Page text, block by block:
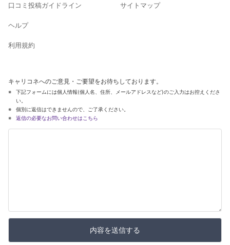
口コミ投稿ガイドライン
ヘルプ
利用規約
サイトマップ
キャリコネへのご意見・ご要望をお待ちしております。
下記フォームには個人情報(個人名、住所、メールアドレスなど)のご入力はお控えくださ
い。
個別に返信はできませんので、ご了承ください。
返信の必要なお問い合わせはこちら
内容を送信する